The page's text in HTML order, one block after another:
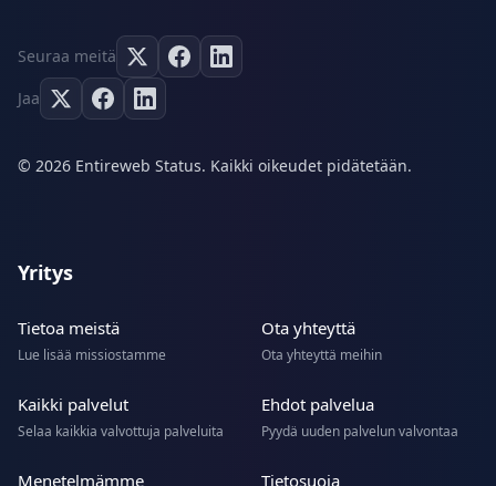
Seuraa meitä
Jaa
© 2026 Entireweb Status. Kaikki oikeudet pidätetään.
Yritys
Tietoa meistä
Lue lisää missiostamme
Ota yhteyttä
Ota yhteyttä meihin
Kaikki palvelut
Selaa kaikkia valvottuja palveluita
Ehdot palvelua
Pyydä uuden palvelun valvontaa
Menetelmämme Tietosuoja